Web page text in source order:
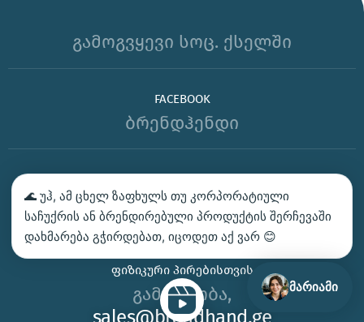
გამოგვყევი სოც. ქსელში
FACEBOOK
ბრენდჰენდი
ᲙᲝᲜᲢᲐᲥᲢᲘ
ᲩᲕᲔᲜ ᲛᲝᲒᲕᲬᲝᲜᲡ
ᲤᲘᲖᲘᲙᲣᲠᲘ ᲞᲘᲠᲔᲑᲘᲡᲗᲕᲘᲡ
გამარჯობა,
sales@brandhand.ge
მარიამი
🌊 უჰ, ამ ცხელ ზაფხულს თუ კორპორატიული
საჩუქრის ან ბრენდირებული პროდუქტის შერჩევაში
დახმარება გჭირდებათ, იცოდეთ აქ ვარ 😊